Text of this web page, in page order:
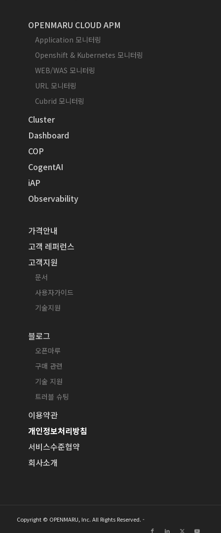
OPENMARU CLOUD APM
Application 모니터링
Openshift & Kubernetes 모니터링
WEB/WAS 모니터링
URL 모니터링
Cubrid 모니터링
Cluster
Dashboard
COP
CogentAI
iAP
Observability
가격안내
고객 레퍼런스
고객지원
문서
사용자가이드
기술지원
블로그
오픈마루
구매 관련
기술 지원
트러블 슈팅
이용약관
개인정보처리방침
서비스수준협약
회사소개
Copyright © OPENMARU, Inc. All Rights Reserved. -